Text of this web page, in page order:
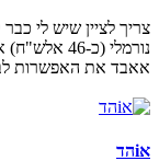
צריך לציין שיש לי
נורמלי (כ-
אאבד את האפשרות
אiהד